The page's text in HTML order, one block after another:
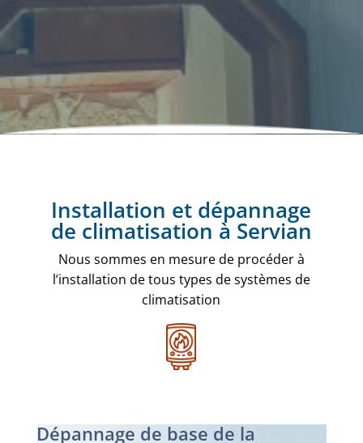
Installation et dépannage
de climatisation à Servian
Nous sommes en mesure de procéder à
l’installation de tous types de systèmes de
climatisation
Dépannage de base de la